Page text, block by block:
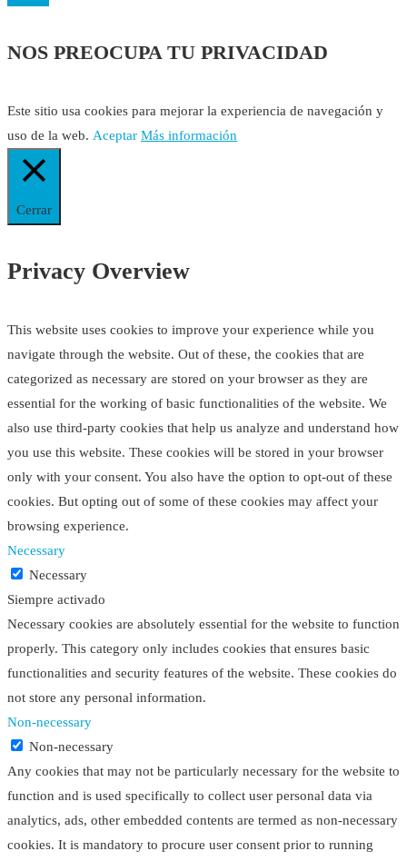
NOS PREOCUPA TU PRIVACIDAD
Este sitio usa cookies para mejorar la experiencia de navegación y
uso de la web. Aceptar Más información
Cerrar
Privacy Overview
This website uses cookies to improve your experience while you
navigate through the website. Out of these, the cookies that are
categorized as necessary are stored on your browser as they are
essential for the working of basic functionalities of the website. We
also use third-party cookies that help us analyze and understand how
you use this website. These cookies will be stored in your browser
only with your consent. You also have the option to opt-out of these
cookies. But opting out of some of these cookies may affect your
browsing experience.
Necessary
Necessary
Siempre activado
Necessary cookies are absolutely essential for the website to function
properly. This category only includes cookies that ensures basic
functionalities and security features of the website. These cookies do
not store any personal information.
Non-necessary
Non-necessary
Any cookies that may not be particularly necessary for the website to
function and is used specifically to collect user personal data via
analytics, ads, other embedded contents are termed as non-necessary
cookies. It is mandatory to procure user consent prior to running